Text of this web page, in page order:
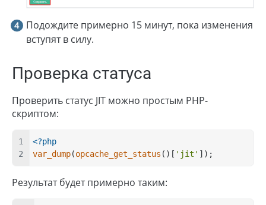
Подождите примерно 15 минут, пока изменения
вступят в силу.
Проверка статуса
Проверить статус JIT можно простым PHP-
скриптом:
<?php
var_dump(opcache_get_status ()[ 'jit' ]);
Результат будет примерно таким: